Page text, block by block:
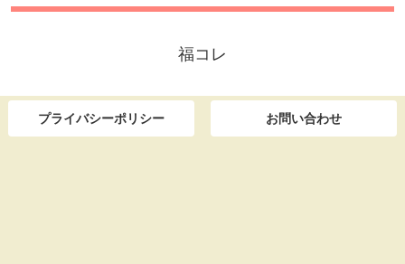
福コレ
プライバシーポリシー お問い合わせ